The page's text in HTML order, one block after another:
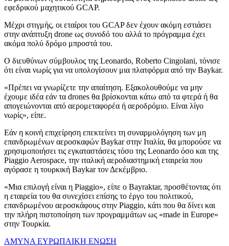
εφεδρικού μαχητικού GCAP.
Μέχρι στιγμής, οι εταίροι του GCAP δεν έχουν ακόμη εστιάσει
στην ανάπτυξη drone ως συνοδό του αλλά το πρόγραμμα έχει
ακόμα πολύ δρόμο μπροστά του.
Ο διευθύνων σύμβουλος της Leonardo, Roberto Cingolani, τόνισε
ότι είναι νωρίς για να υπολογίσουν μια πλατφόρμα από την Baykar.
«Πρέπει να γνωρίζετε την απαίτηση. Εξακολουθούμε να μην
έχουμε ιδέα εάν τα drones θα βρίσκονται κάτω από τα φτερά ή θα
απογειώνονται από αερομεταφορέα ή αεροδρόμιο. Είναι λίγο
νωρίς», είπε.
Εάν η κοινή επιχείρηση επεκτείνει τη συναρμολόγηση των μη
επανδρωμένων αεροσκαφών Baykar στην Ιταλία, θα μπορούσε να
χρησιμοποιήσει τις εγκαταστάσεις τόσο της Leonardo όσο και της
Piaggio Aerospace, την ιταλική αεροδιαστημική εταιρεία που
αγόρασε η τουρκική Baykar τον Δεκέμβριο.
«Μια επιλογή είναι η Piaggio», είπε ο Bayraktar, προσθέτοντας ότι
η εταιρεία του θα συνεχίσει επίσης το έργο του πολιτικού,
επανδρωμένου αεροσκάφους στην Piaggio, κάτι που θα δίνει και
την πλήρη πιστοποίηση των προγραμμάτων ως «made in Europe»
στην Τουρκία.
ΑΜΥΝΑ ΕΥΡΩΠΑΙΚΗ ΕΝΩΣΗ